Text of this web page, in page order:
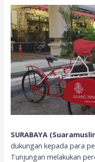
SURABAYA
dukungan kepada para
Tunjungan melakukan